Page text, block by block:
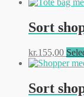
Sort
kr.155,00
Sort